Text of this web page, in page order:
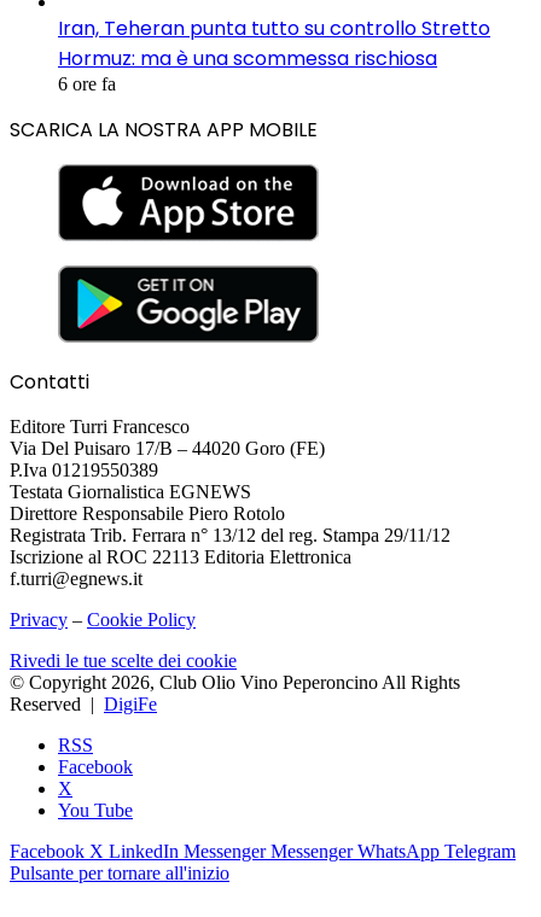
Iran, Teheran punta tutto su controllo Stretto
Hormuz: ma è una scommessa rischiosa
6 ore fa
SCARICA LA NOSTRA APP MOBILE
Contatti
Editore Turri Francesco
Via Del Puisaro 17/B – 44020 Goro (FE)
P.Iva 01219550389
Testata Giornalistica EGNEWS
Direttore Responsabile Piero Rotolo
Registrata Trib. Ferrara n° 13/12 del reg. Stampa 29/11/12
Iscrizione al ROC 22113 Editoria Elettronica
f.turri@egnews.it
Privacy – Cookie Policy
Rivedi le tue scelte dei cookie
© Copyright 2026, Club Olio Vino Peperoncino All Rights
Reserved | DigiFe
RSS
Facebook
X
You Tube
Facebook X LinkedIn Messenger Messenger WhatsApp Telegram
Pulsante per tornare all'inizio